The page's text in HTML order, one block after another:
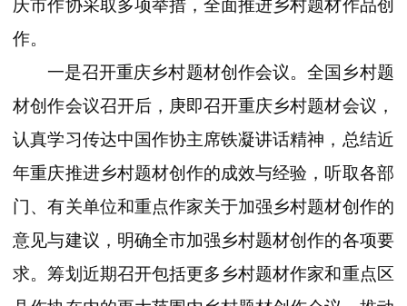
庆市作协采取多项举措，全面推进乡村题材作品创
作。
一是召开重庆乡村题材创作会议。全国乡村题
材创作会议召开后，庚即召开重庆乡村题材会议，
认真学习传达中国作协主席铁凝讲话精神，总结近
年重庆推进乡村题材创作的成效与经验，听取各部
门、有关单位和重点作家关于加强乡村题材创作的
意见与建议，明确全市加强乡村题材创作的各项要
求。筹划近期召开包括更多乡村题材作家和重点区